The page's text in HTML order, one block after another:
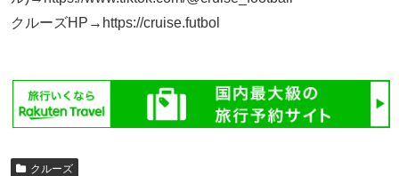
クルーズHP→https://cruise.futbol
クルーズ